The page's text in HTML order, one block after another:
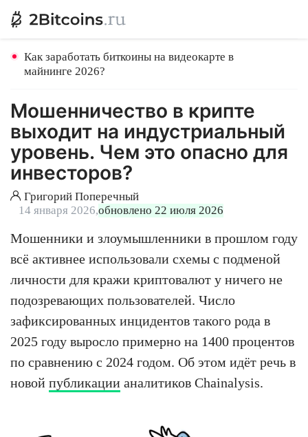
Как заработать биткоины на видеокарте в
майнинге 2026?
Мошенничество в крипте
выходит на индустриальный
уровень. Чем это опасно для
инвесторов?
Григорий Поперечный
14 января 2026,обновлено 22 июля 2026
Мошенники и злоумышленники в прошлом году
всё активнее использовали схемы с подменой
личности для кражи криптовалют у ничего не
подозревающих пользователей. Число
зафиксированных инцидентов такого рода в
2025 году выросло примерно на 1400 процентов
по сравнению с 2024 годом. Об этом идёт речь в
новой публикации аналитиков Chainalysis.